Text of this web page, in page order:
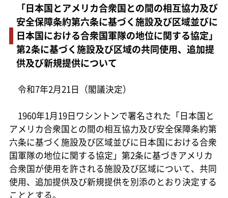
「日本国とアメリカ合衆国との間の相互協力及び
安全保障条約第六条に基づく施設及び区域並びに
日本国における合衆国軍隊の地位に関する協定」
第2条に基づく施設及び区域の共同使用、追加提
供及び新規提供について
令和7年2月21日（閣議決定）
1960年1月19日ワシントンで署名された「日本国と
アメリカ合衆国との間の相互協力及び安全保障条約第
六条に基づく施設及び区域並びに日本国における合衆
国軍隊の地位に関する協定」第2条に基づきアメリカ
合衆国が使用を許される施設及び区域について、共同
使用、追加提供及び新規提供を別添のとおり決定する
こととする。